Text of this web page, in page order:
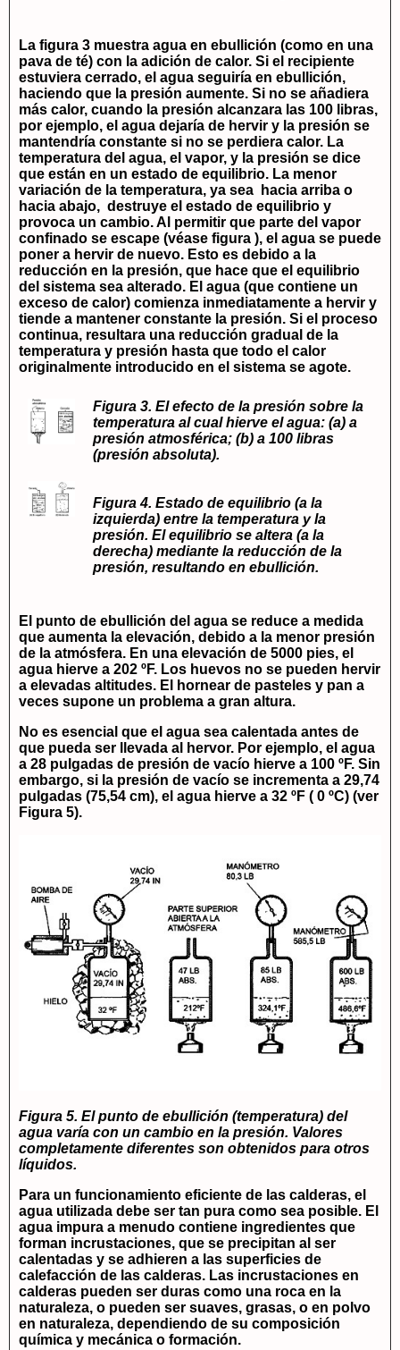
La figura 3 muestra agua en ebullición (como en una
pava de té) con la adición de calor. Si el recipiente
estuviera cerrado, el agua seguiría en ebullición,
haciendo que la presión aumente. Si no se añadiera
más calor, cuando la presión alcanzara las 100 libras,
por ejemplo, el agua dejaría de hervir y la presión se
mantendría constante si no se perdiera calor. La
temperatura del agua, el vapor, y la presión se dice
que están en un estado de equilibrio. La menor
variación de la temperatura, ya sea hacia arriba o
hacia abajo, destruye el estado de equilibrio y
provoca un cambio. Al permitir que parte del vapor
confinado se escape (véase figura ), el agua se puede
poner a hervir de nuevo. Esto es debido a la
reducción en la presión, que hace que el equilibrio
del sistema sea alterado. El agua (que contiene un
exceso de calor) comienza inmediatamente a hervir y
tiende a mantener constante la presión. Si el proceso
continua, resultara una reducción gradual de la
temperatura y presión hasta que todo el calor
originalmente introducido en el sistema se agote.
Figura 3. El efecto de la presión sobre la
temperatura al cual hierve el agua: (a) a
presión atmosférica; (b) a 100 libras
(presión absoluta).
Figura 4. Estado de equilibrio (a la
izquierda) entre la temperatura y la
presión. El equilibrio se altera (a la
derecha) mediante la reducción de la
presión, resultando en ebullición.
El punto de ebullición del agua se reduce a medida
que aumenta la elevación, debido a la menor presión
de la atmósfera. En una elevación de 5000 pies, el
agua hierve a 202 ºF. Los huevos no se pueden hervir
a elevadas altitudes. El hornear de pasteles y pan a
veces supone un problema a gran altura.
No es esencial que el agua sea calentada antes de
que pueda ser llevada al hervor. Por ejemplo, el agua
a 28 pulgadas de presión de vacío hierve a 100 ºF. Sin
embargo, si la presión de vacío se incrementa a 29,74
pulgadas (75,54 cm), el agua hierve a 32 ºF ( 0 ºC) (ver
Figura 5).
Figura 5. El punto de ebullición (temperatura) del
agua varía con un cambio en la presión. Valores
completamente diferentes son obtenidos para otros
líquidos.
Para un funcionamiento eficiente de las calderas, el
agua utilizada debe ser tan pura como sea posible. El
agua impura a menudo contiene ingredientes que
forman incrustaciones, que se precipitan al ser
calentadas y se adhieren a las superficies de
calefacción de las calderas. Las incrustaciones en
calderas pueden ser duras como una roca en la
naturaleza, o pueden ser suaves, grasas, o en polvo
en naturaleza, dependiendo de su composición
química y mecánica o formación.